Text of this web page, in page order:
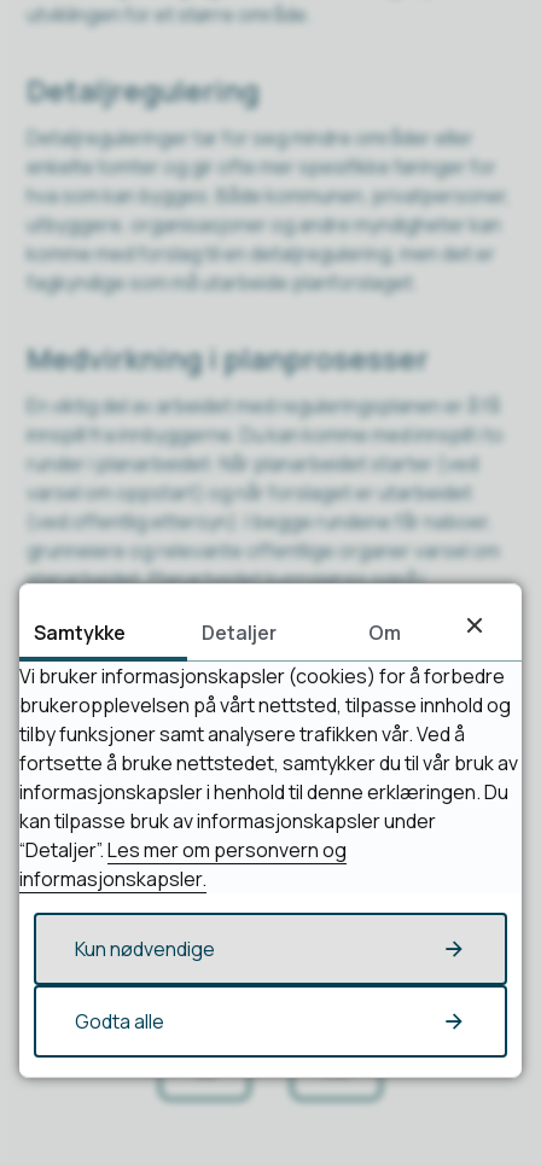
utviklingen for et større område.
Detaljregulering
Detaljreguleringer tar for seg mindre områder eller
enkelte tomter og gir ofte mer spesifikke føringer for
hva som kan bygges. Både kommunen, privatpersoner,
utbyggere, organisasjoner og andre myndigheter kan
komme med forslag til en detaljregulering, men det er
fagkyndige som må utarbeide planforslaget.
Medvirkning i planprosesser
En viktig del av arbeidet med reguleringsplanen er å få
innspill fra innbyggerne. Du kan komme med innspill i to
runder i planarbeidet: Når planarbeidet starter (ved
varsel om oppstart) og når forslaget er utarbeidet
(ved offentlig ettersyn). I begge rundene får naboer,
grunneiere og relevante offentlige organer varsel om
planarbeidet. Planarbeidet kunngjøres også i
Publisert 20.01.2023 13:40
Sist endret 20.01.2023 13:44
Fant du det du lette etter?
Samtykke Detaljer
Om
Vi bruker informasjonskapsler (cookies) for å forbedre
brukeropplevelsen på vårt nettsted, tilpasse innhold og
tilby funksjoner samt analysere trafikken vår. Ved å
fortsette å bruke nettstedet, samtykker du til vår bruk av
informasjonskapsler i henhold til denne erklæringen. Du
kan tilpasse bruk av informasjonskapsler under
“Detaljer”.Les mer om personvern og
informasjonskapsler.
Kun nødvendige
Godta alle